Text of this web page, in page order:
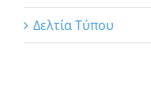
Δελτία Τύπου